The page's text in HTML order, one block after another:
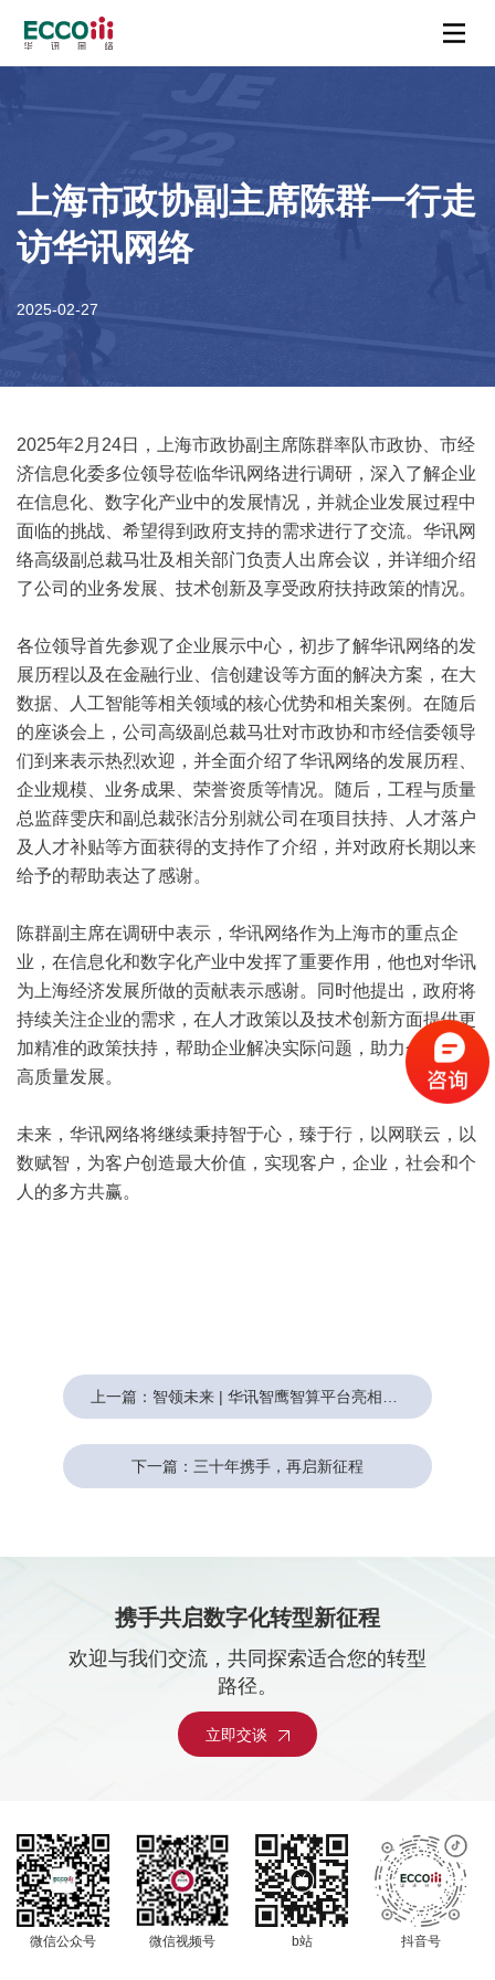
上海市政协副主席陈群一行走
访华讯网络
2025-02-27
2025年2月24日，上海市政协副主席陈群率队市政协、市经
济信息化委多位领导莅临华讯网络进行调研，深入了解企业
在信息化、数字化产业中的发展情况，并就企业发展过程中
面临的挑战、希望得到政府支持的需求进行了交流。华讯网
络高级副总裁马壮及相关部门负责人出席会议，并详细介绍
了公司的业务发展、技术创新及享受政府扶持政策的情况。
各位领导首先参观了企业展示中心，初步了解华讯网络的发
展历程以及在金融行业、信创建设等方面的解决方案，在大
数据、人工智能等相关领域的核心优势和相关案例。 在随后
的座谈会上，公司高级副总裁马壮对市政协和市经信委领导
们到来表示热烈欢迎，并全面介绍了华讯网络的发展历程、
企业规模、业务成果、荣誉资质等情况。随后，工程与质量
总监薛雯庆和副总裁张洁分别就公司在项目扶持、人才落户
及人才补贴等方面获得的支持作了介绍，并对政府长期以来
给予的帮助表达了感谢。
陈群副主席在调研中表示，华讯网络作为上海市的重点企
业，在信息化和数字化产业中发挥了重要作用，他也对华讯
为上海经济发展所做的贡献表示感谢。同时他提出，政府将
持续关注企业的需求，在人才政策以及技术创新方面提供更
加精准的政策扶持，帮助企业解决实际问题，助力企业实现
高质量发展。
未来，华讯网络将继续秉持智于心，臻于行，以网联云，以
数赋智，为客户创造最大价值，实现客户，企业，社会和个
人的多方共赢。
下一篇：三十年携手，再启新征程
携手共启数字化转型新征程
欢迎与我们交流，共同探索适合您的转型
路径。
立即交谈
微信公众号 微信视频号 b站 抖音号